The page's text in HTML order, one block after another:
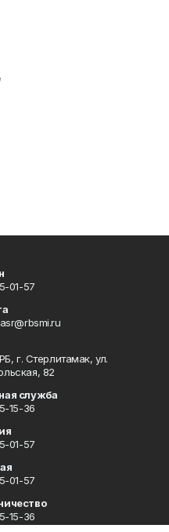
01-57
г. Стерлитамак, ул.
82
служба
15-36
01-57
01-57
15-36